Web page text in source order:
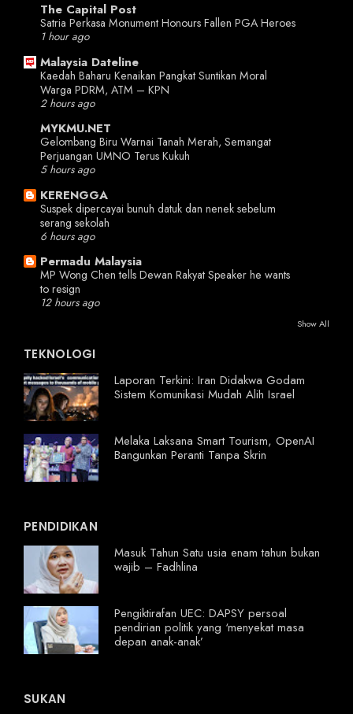
The Capital Post
Satria Perkasa Monument Honours Fallen PGA Heroes
1 hour ago
Malaysia Dateline
Kaedah Baharu Kenaikan Pangkat Suntikan Moral
Warga PDRM, ATM – KPN
2 hours ago
MYKMU.NET
Gelombang Biru Warnai Tanah Merah, Semangat
Perjuangan UMNO Terus Kukuh
5 hours ago
KERENGGA
Suspek dipercayai bunuh datuk dan nenek sebelum
serang sekolah
6 hours ago
Permadu Malaysia
MP Wong Chen tells Dewan Rakyat Speaker he wants
to resign
12 hours ago
Show All
TEKNOLOGI
Laporan Terkini: Iran Didakwa Godam
Sistem Komunikasi Mudah Alih Israel
Melaka Laksana Smart Tourism, OpenAI
Bangunkan Peranti Tanpa Skrin
PENDIDIKAN
Masuk Tahun Satu usia enam tahun bukan
wajib – Fadhlina
Pengiktirafan UEC: DAPSY persoal
pendirian politik yang ‘menyekat masa
depan anak-anak’
SUKAN